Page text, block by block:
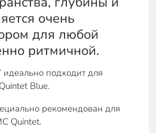
очень
для любой
ритмичной.
подходит для
Blue.
рекомендован для
Quintet.